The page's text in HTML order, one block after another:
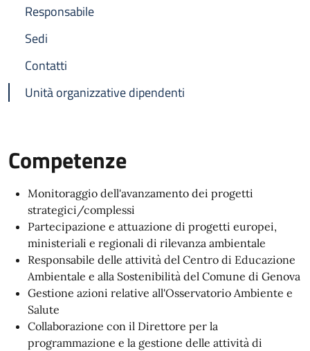
Responsabile
Sedi
Contatti
Unità organizzative dipendenti
Competenze
Monitoraggio dell'avanzamento dei progetti
strategici/complessi
Partecipazione e attuazione di progetti europei,
ministeriali e regionali di rilevanza ambientale
Responsabile delle attività del Centro di Educazione
Ambientale e alla Sostenibilità del Comune di Genova
Gestione azioni relative all'Osservatorio Ambiente e
Salute
Collaborazione con il Direttore per la
programmazione e la gestione delle attività di